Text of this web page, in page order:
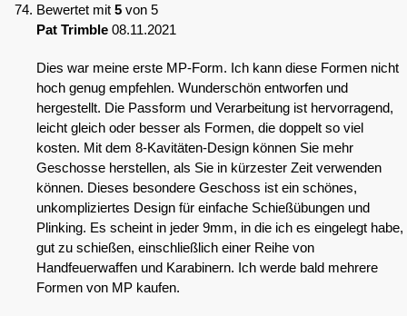
Bewertet mit 5 von 5
Pat Trimble 08.11.2021
Dies war meine erste MP-Form. Ich kann diese Formen nicht
hoch genug empfehlen. Wunderschön entworfen und
hergestellt. Die Passform und Verarbeitung ist hervorragend,
leicht gleich oder besser als Formen, die doppelt so viel
kosten. Mit dem 8-Kavitäten-Design können Sie mehr
Geschosse herstellen, als Sie in kürzester Zeit verwenden
können. Dieses besondere Geschoss ist ein schönes,
unkompliziertes Design für einfache Schießübungen und
Plinking. Es scheint in jeder 9mm, in die ich es eingelegt habe,
gut zu schießen, einschließlich einer Reihe von
Handfeuerwaffen und Karabinern. Ich werde bald mehrere
Formen von MP kaufen.